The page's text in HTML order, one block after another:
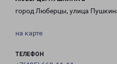
город Люберцы, улица
на карте
ТЕЛЕФОН